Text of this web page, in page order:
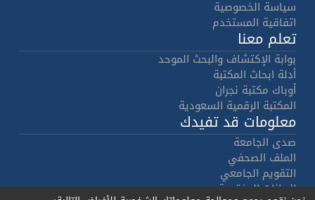
سياسة الخصوصية
اتفاقية المستخدم
تعلم معنا
بوابة الإكتشاف والبحث الموحد
أدلة ابحاث المكتبة
أوباك مكتبة نجران
المكتبة الرقمية السعودية
معلومات قد تفيدك
صدى الجامعة
الملف الصحفي
التقويم الجامعي
البيانات المفتوحة